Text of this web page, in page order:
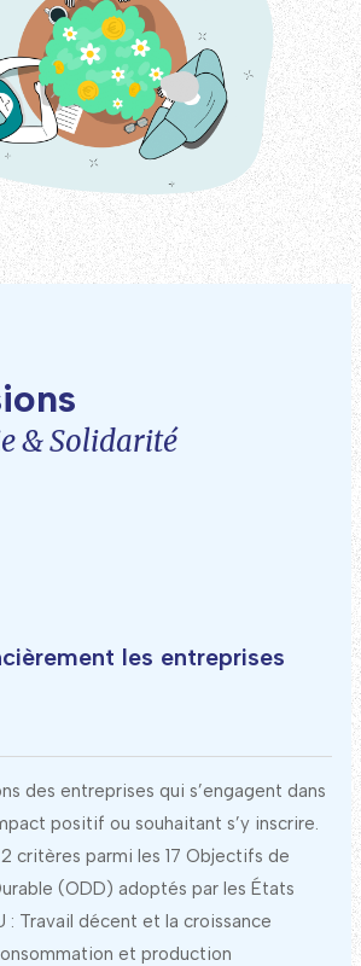
& Solidarité
les entreprises
des entreprises qui s’engagent dans
positif ou souhaitant s’y inscrire.
critères parmi les 17 Objectifs de
(ODD) adoptés par les États
: Travail décent et la croissance
et production